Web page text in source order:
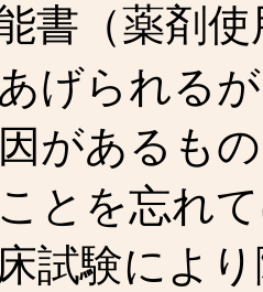
書（薬剤
げられるが
があるも
とを忘れ
試験によ